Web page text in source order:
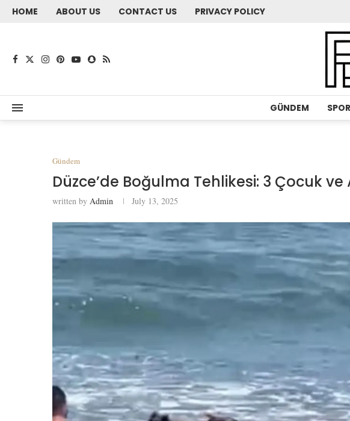
HOME ABOUT US CONTACT US PRIVACY POLICY
GÜNDEM SPOR
Gündem
Düzce’de Boğulma Tehlikesi: 3 Çocuk ve
written by Admin July 13, 2025